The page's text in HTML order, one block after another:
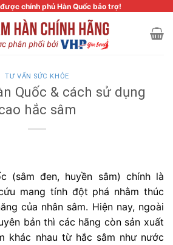
chính phủ Hàn Quốc bảo trợ!
TƯ VẤN SỨC KHỎE
Quốc & cách sử dụng
hắc sâm
(sâm đen, huyền sâm) chính là
mang tính đột phá nhằm thúc
của nhân sâm. Hiện nay, ngoài
bản thì các hãng còn sản xuất
khác nhau từ hắc sâm như nước